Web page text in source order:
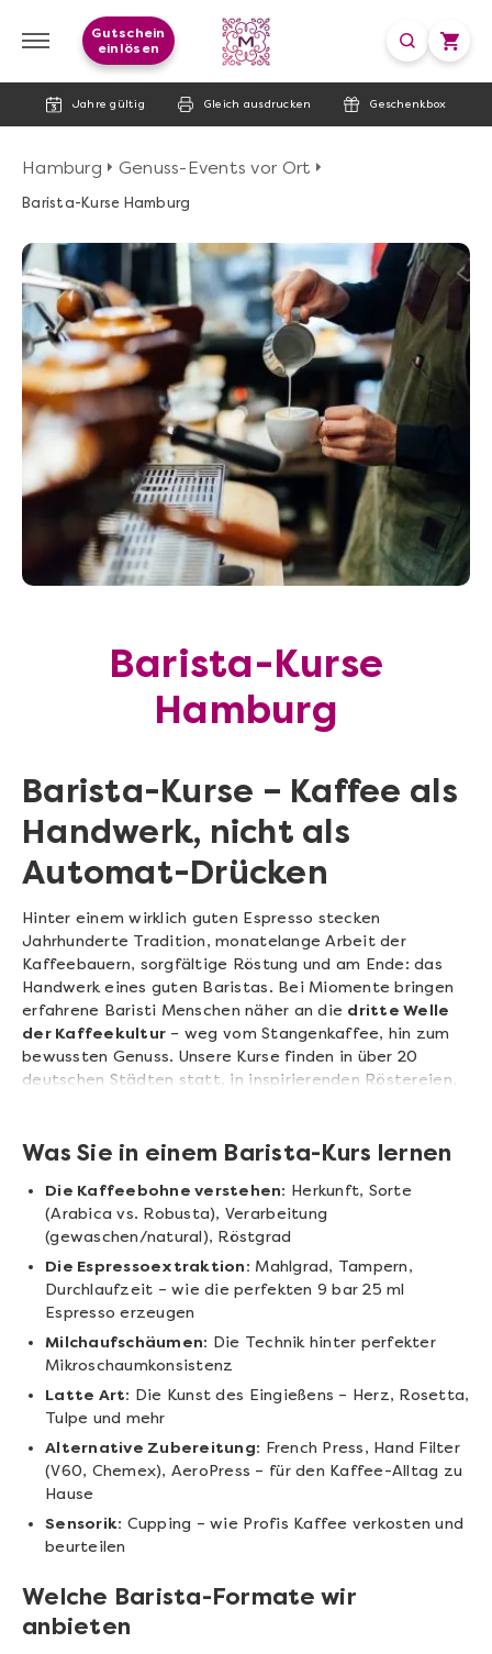
Jahre gültig Gleich ausdrucken Geschenkbox
Gutschein
einlösen
Hamburg Genuss-Events vor Ort
Barista-Kurse Hamburg
Barista-Kurse
Hamburg
Barista-Kurse – Kaffee als
Handwerk, nicht als
Automat-Drücken
Hinter einem wirklich guten Espresso stecken
Jahrhunderte Tradition, monatelange Arbeit der
Kaffeebauern, sorgfältige Röstung und am Ende: das
Handwerk eines guten Baristas. Bei Miomente bringen
erfahrene Baristi Menschen näher an die dritte Welle
der Kaffeekultur – weg vom Stangenkaffee, hin zum
bewussten Genuss. Unsere Kurse finden in über 20
deutschen Städten statt, in inspirierenden Röstereien,
Was Sie in einem Barista-Kurs lernen
Die Kaffeebohne verstehen: Herkunft, Sorte
(Arabica vs. Robusta), Verarbeitung
(gewaschen/natural), Röstgrad
Die Espressoextraktion: Mahlgrad, Tampern,
Durchlaufzeit – wie die perfekten 9 bar 25 ml
Espresso erzeugen
Milchaufschäumen: Die Technik hinter perfekter
Mikroschaumkonsistenz
Latte Art: Die Kunst des Eingießens – Herz, Rosetta,
Tulpe und mehr
Alternative Zubereitung: French Press, Hand Filter
(V60, Chemex), AeroPress – für den Kaffee-Alltag zu
Hause
Sensorik: Cupping – wie Profis Kaffee verkosten und
beurteilen
Welche Barista-Formate wir
anbieten